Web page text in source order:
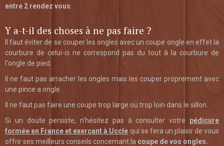
entre 2 rendez vous
Y a-t-il des choses à ne pas faire ?
Il faut éviter de se couper les ongles avec un coupe ongle en effet la
courbure de celui-ci ne correspond pas du tout à la courbure de
l'ongle de pied.
Il ne faut pas arracher les ongles mais les couper proprement avec
une pince a ongle.
Il ne faut pas faire une coupe trop large ou trop loin dans le sillon.
Si un doute persiste, n'hésitez pas à consulter votre pédicure
formée en France et exerçantà Uccle qui se fera un plaisir de vous
offrir ses meilleurs conseils concernant la coupe de vos ongles.